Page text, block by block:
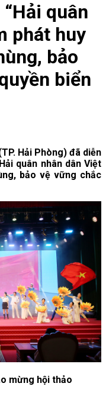
quân
phát huy
bảo
biển
Hải Phòng) đã diễn
quân nhân dân Việt
bảo vệ vững chắc
mừng hội thảo